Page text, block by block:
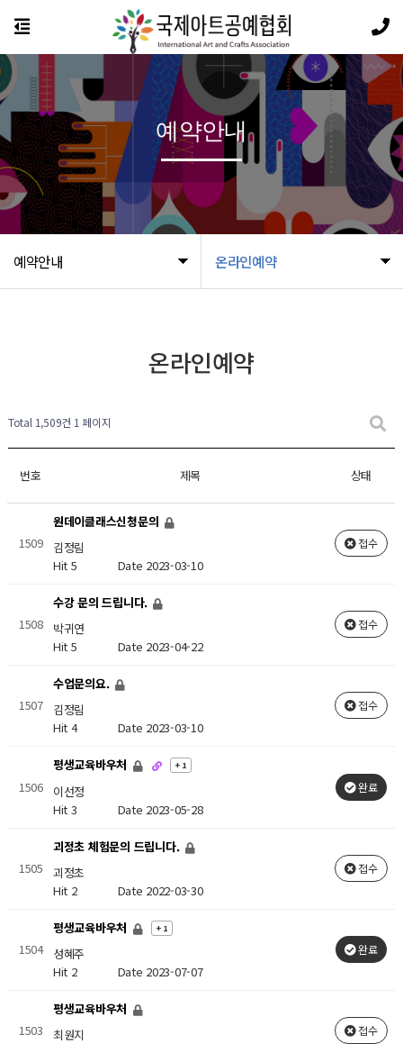
예약안내 온라인예약
예약안내
온라인예약
Total 1,509건 1 페이지
번호 제목 상태
1509
원데이클래스신청문의
김정림
Hit 5 Date 2023-03-10
접수
1508
수강 문의 드립니다.
박귀연
Hit 5 Date 2023-04-22
접수
1507
수업문의요.
김정림
Hit 4 Date 2023-03-10
접수
1506
평생교육바우처 + 1
이선정
Hit 3 Date 2023-05-28
완료
1505
괴정초 체험문의 드립니다.
괴정초
Hit 2 Date 2022-03-30
접수
1504
평생교육바우처 + 1
성혜주
Hit 2 Date 2023-07-07
완료
1503
평생교육바우처
최원지
접수